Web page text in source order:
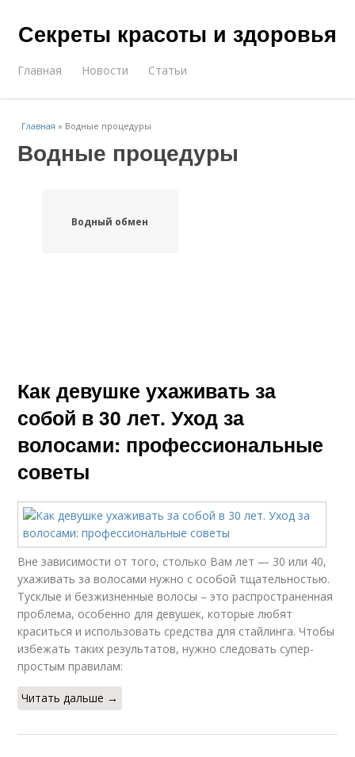
Секреты красоты и здоровья
Главная Новости Статьи
Главная » Водные процедуры
Водные процедуры
Водный обмен
Как девушке ухаживать за
собой в 30 лет. Уход за
волосами: профессиональные
советы
Вне зависимости от того, столько Вам лет — 30 или 40,
ухаживать за волосами нужно с особой тщательностью.
Тусклые и безжизненные волосы – это распространенная
проблема, особенно для девушек, которые любят
краситься и использовать средства для стайлинга. Чтобы
избежать таких результатов, нужно следовать супер-
простым правилам:
Читать дальше →